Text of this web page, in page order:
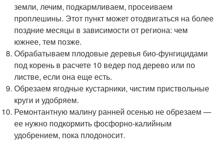
земли, лечим, подкармливаем, просеиваем
проплешины. Этот пункт может отодвигаться на более
поздние месяцы в зависимости от региона: чем
южнее, тем позже.
Обрабатываем плодовые деревья био-фунгицидами
под корень в расчете 10 ведер под дерево или по
листве, если она еще есть.
Обрезаем ягодные кустарники, чистим приствольные
круги и удобряем.
Ремонтантную малину ранней осенью не обрезаем —
ее нужно подкормить фосфорно-калийным
удобрением, пока плодоносит.